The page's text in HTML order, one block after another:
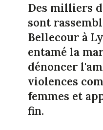
Des milliers
sont
Bellecour à
entamé la
dénoncer
violences
femmes et
fin.